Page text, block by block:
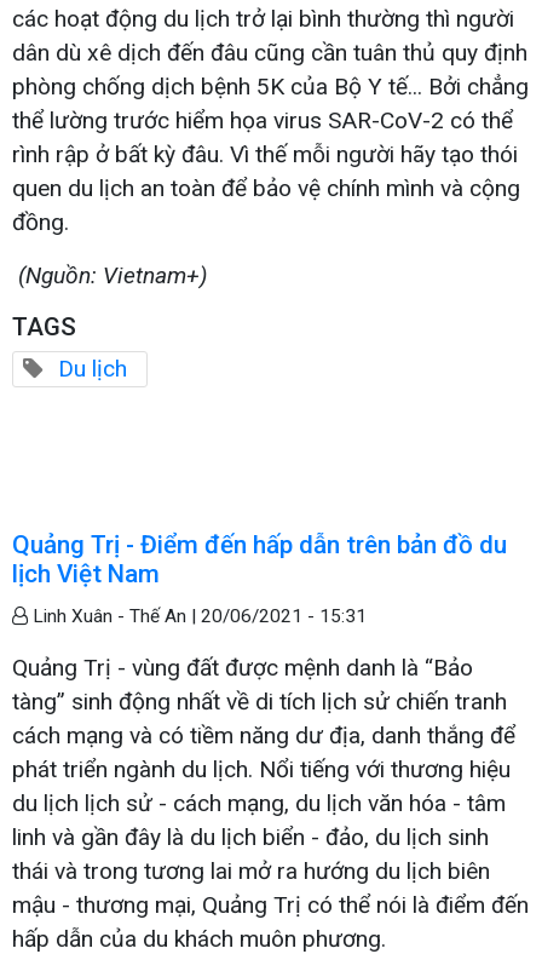
các hoạt động du lịch trở lại bình thường thì người
dân dù xê dịch đến đâu cũng cần tuân thủ quy định
phòng chống dịch bệnh 5K của Bộ Y tế... Bởi chẳng
thể lường trước hiểm họa virus SAR-CoV-2 có thể
rình rập ở bất kỳ đâu. Vì thế mỗi người hãy tạo thói
quen du lịch an toàn để bảo vệ chính mình và cộng
đồng.
(Nguồn: Vietnam+)
TAGS
Du lịch
Quảng Trị - Điểm đến hấp dẫn trên bản đồ du
lịch Việt Nam
Linh Xuân - Thế An | 20/06/2021 - 15:31
Quảng Trị - vùng đất được mệnh danh là “Bảo
tàng” sinh động nhất về di tích lịch sử chiến tranh
cách mạng và có tiềm năng dư địa, danh thắng để
phát triển ngành du lịch. Nổi tiếng với thương hiệu
du lịch lịch sử - cách mạng, du lịch văn hóa - tâm
linh và gần đây là du lịch biển - đảo, du lịch sinh
thái và trong tương lai mở ra hướng du lịch biên
mậu - thương mại, Quảng Trị có thể nói là điểm đến
hấp dẫn của du khách muôn phương.